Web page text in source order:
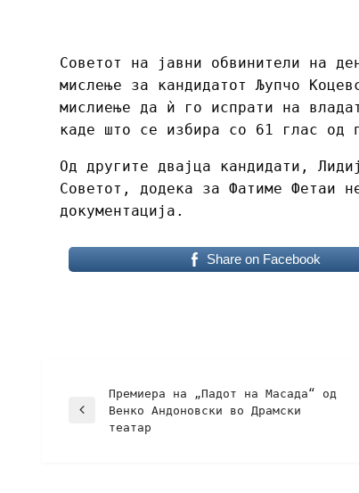
Советот на јавни обвинители на
мислење за кандидатот Љупчо
мислиење да ѝ го испрати на
каде што се избира со 61 глас од
Од другите двајца кандидати,
Советот, додека за Фатиме Фетаи
документација.
Share on Facebook
Премиера на „Падот на Масада“ од
Венко Андоновски во Драмски
театар